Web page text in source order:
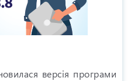
версія програми